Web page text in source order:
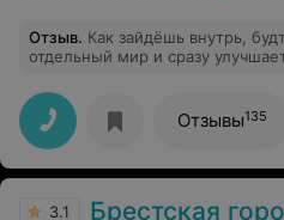
Отзыв. Как зайдёшь внутрь,
отдельный мир и сразу
Отзывы135
3.1 Брестская городская